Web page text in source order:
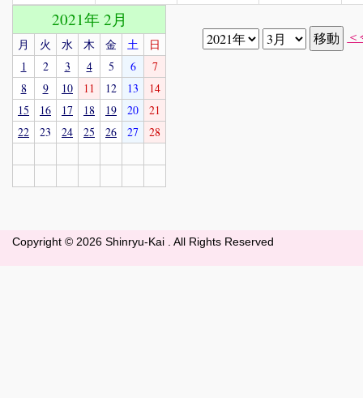
2021年 2月
月 火 水 木 金 土
日
1
2 3 4 5 6
7
8
9 10 11 12 13
14
15
16 17 18 19 20
21
22
23 24 25 26 27 28
Copyright © 2026 Shinryu-Kai . All Rights Reserved